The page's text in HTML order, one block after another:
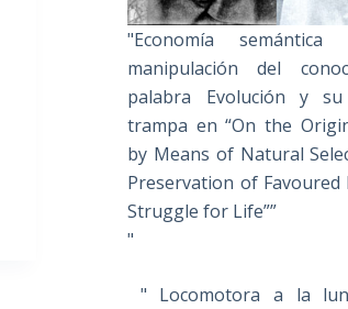
"Economía
manipulación del
palabra Evolución y
trampa en “On the
by Means of Natural
Preservation of Favoured
Struggle for Life””
"
" Locomotora a la